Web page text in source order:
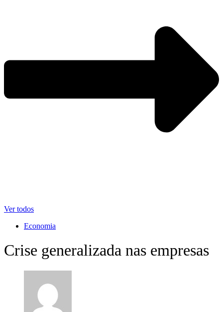
Ver todos
Economia
Crise generalizada nas empresas